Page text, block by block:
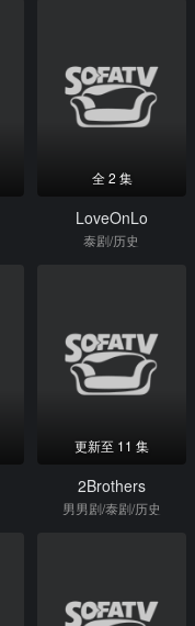
全 2 集
LoveOnLo
泰剧/历史
更新至 11 集
2Brothers
男男剧/泰剧/历史